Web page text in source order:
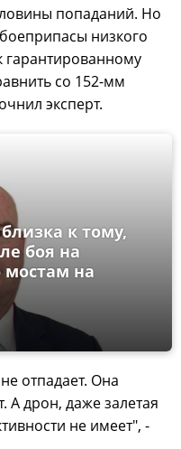
попаданий. Но
низкого
гарантированному
со 152-мм
эксперт.
к тому,
боя на
мостам на
отпадает. Она
А дрон, даже залетая
не имеет", -